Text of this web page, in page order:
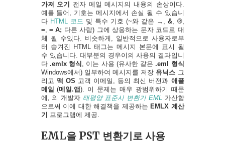
가져 오기
전자 메일 메시지의 내용의 손상이다.
예를 들어, 기호는 메시지에서 손실 될 수 있습니
다 HTML 코드 및 특수 기호 (~와 같은 → ,&, ®,
=, = A; 다른 사람) 그에 상응하는 문자 코드로 대
체 될 수있다. 비슷하게, 일반적으로 사용자로부
터 숨겨진 HTML 태그는 메시지 본문에 표시 될
수 있습니다. 대부분의 경우이의 사용의 결과입니
다 .emlx 형식, 이는 사용 (유사한 같은.eml 형식
Windows에서) 일부하여 메시지를 저장 유닉스 그
리고 맥 OS 고객 이메일, 등의 최신 버전과 애플
메일 (메일.앱). 이 문제는 매우 광범위하기 때문
에, 의 개발자 태평양 표준시 변환기 EML가산함
으로써 이에 대한 해결책을 제공하는 EMLX 계산
기
프로그램에 제공.
EML을 PST 변환기로 사용